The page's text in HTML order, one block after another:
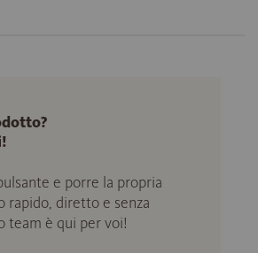
e porre la propria
rapido, diretto e senza
team è qui per voi!